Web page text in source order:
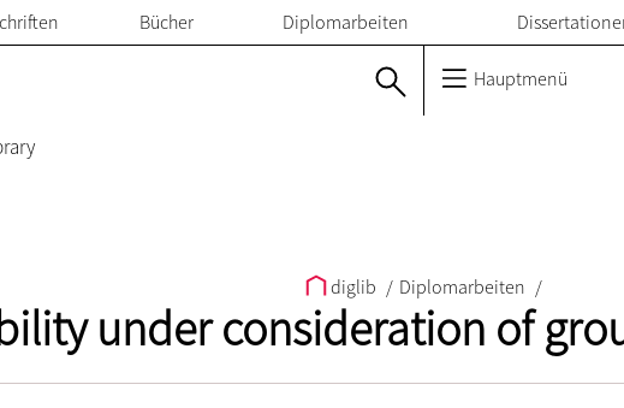
Bücher Diplomarbeiten
Hauptmenü
diglib / Diplomarbeiten /
under consideration of